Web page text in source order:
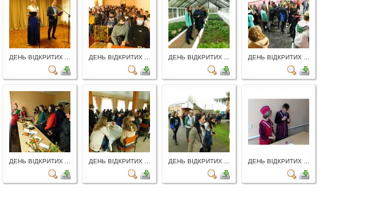
ДЕНЬ ВІДКРИТИХ ... ДЕНЬ ВІДКРИТИХ ... ДЕНЬ ВІДКРИТИХ ... ДЕНЬ ВІДКРИТИХ ...
ДЕНЬ ВІДКРИТИХ ... ДЕНЬ ВІДКРИТИХ ... ДЕНЬ ВІДКРИТИХ ... ДЕНЬ ВІДКРИТИХ ...